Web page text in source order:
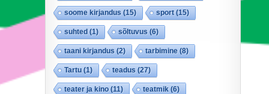
soome kirjandus(15) sport(15)
suhted(1) sõltuvus(6)
taani kirjandus(2) tarbimine(8)
Tartu(1) teadus(27)
teater ja kino(11) teatmik(6)